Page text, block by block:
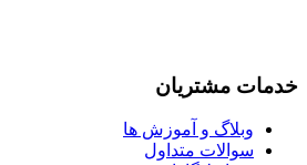
خدمات مشتریان
وبلاگ و آموزش ها
سوالات متداول